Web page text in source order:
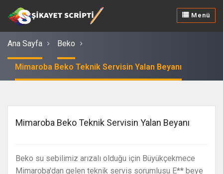
Menü
Ana Sayfa Beko
Mimaroba Beko Teknik Servisin Yalan Beyanı
Mimaroba Beko Teknik Servisin Yalan Beyanı
Beko su sebilimiz arızalı olduğu için Büyükçekmece
Mimaroba'dan gelen teknik servis sorumlusu E** beye